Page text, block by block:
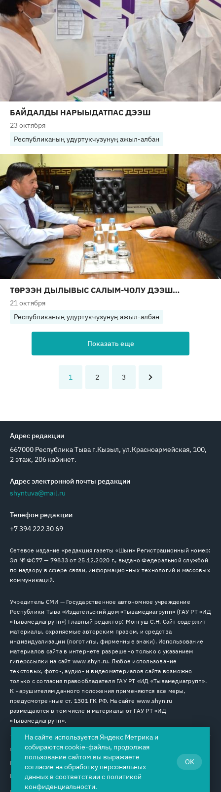
БАЙДАЛДЫ НАРЫЫДАТПАС ДЭЭШ
23 октября
Республиканың удуртукчузунуң ажыл-албан
ТӨРЭЭН ДЫЛЫВЫС САЛЫМ-ЧОЛУ ДЭЭШ…
21 октября
Республиканың удуртукчузунуң ажыл-албан
Показать еще
1 2 3
Адрес редакции
667000 Республика Тыва г.Кызыл, ул.Красноармейская, 100,
2 этаж, 206 кабинет.
Адрес электронной почты редакции
shyntuva@mail.ru
Телефон редакции
+7 394 222 30 69
Сетевое издание «редакция газеты «Шын» Регистрационный номер:
Эл № ФС77 — 79833 от 25.12.2020 г., выдано Федеральной службой
по надзору в сфере связи, информационных технологий и массовых
коммуникаций.
Учредитель СМИ — Государственное автономное учреждение
Республики Тыва «Издательский дом «Тывамедиагрупп» (ГАУ РТ «ИД
«Тывамедиагрупп») Главный редактор: Монгуш С.Н. Сайт содержит
материалы, охраняемые авторским правом, и средства
индивидуализации (логотипы, фирменные знаки). Использование
материалов сайта в интернете разрешено только с указанием
гиперссылки на сайт www.shyn.ru. Любое использование
текстовых, фото-, аудио- и видеоматериалов сайта возможно
только с согласия правообладателя ГАУ РТ «ИД «Тывамедиагрупп».
К нарушителям данного положения применяются все меры,
предусмотренные ст. 1301 ГК РФ. На сайте www.shyn.ru
размещаются в том числе и материалы от ГАУ РТ «ИД
«Тывамедиагрупп».
© 2026. Все права защищены.
12+
Пользовательское соглашение
Использование cookie-файлов
На сайте используется Яндекс Метрика и
собираются cookie-файлы, продолжая
пользование сайтом вы выражаете
согласие наобработку персональных
данных в соответствии с политикой
конфиденциальности.
OK